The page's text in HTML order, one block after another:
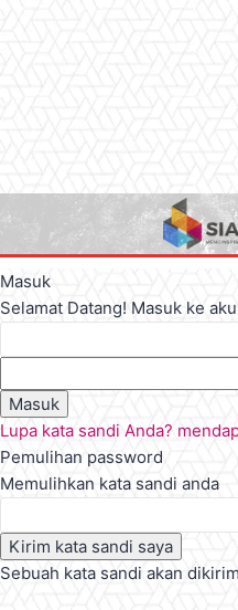
Masuk
Selamat Datang! Masuk ke
Lupa kata sandi Anda?
Pemulihan password
Memulihkan kata sandi anda
Sebuah kata sandi akan